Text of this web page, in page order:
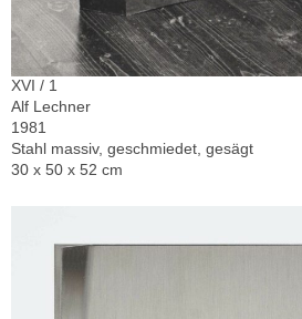
XVI / 1
Alf Lechner
1981
Stahl massiv, geschmiedet, gesägt
30 x 50 x 52 cm